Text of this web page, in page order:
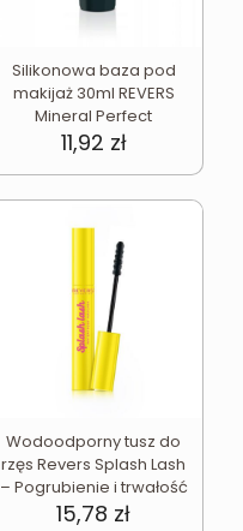
Silikonowa baza pod
makijaż 30ml REVERS
Mineral Perfect
11,92 zł
Wodoodporny tusz do
rzęs Revers Splash Lash
– Pogrubienie i trwałość
15,78 zł